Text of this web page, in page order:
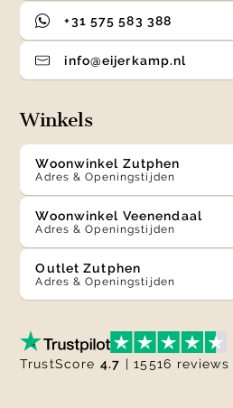
+31 575 583 388
info@eijerkamp.nl
Winkels
Woonwinkel Zutphen
Adres & Openingstijden
Woonwinkel Veenendaal
Adres & Openingstijden
Outlet Zutphen
Adres & Openingstijden
TrustScore 4.7 | 15516 reviews